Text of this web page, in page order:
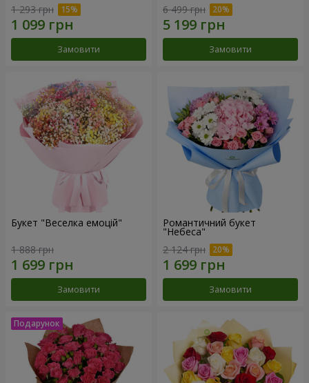
1 293 грн
Замовити
6 499 грн
Замовити
Букет "Веселка емоцій"
1 888 грн
Замовити
Романтичний букет
"Небеса"
2 124 грн
Замовити